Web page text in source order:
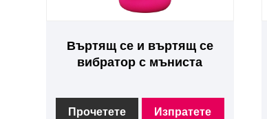
Въртящ се и въртящ се
вибратор с мъниста
Прочетете
Изпратете